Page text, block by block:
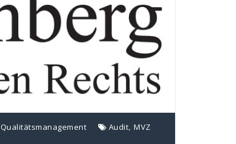
Qualitätsmanagement Audit, MVZ